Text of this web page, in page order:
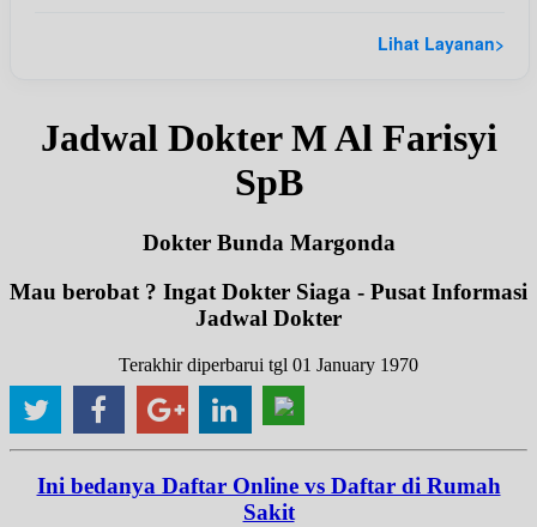
Lihat Layanan>
Jadwal Dokter M Al Farisyi
SpB
Dokter Bunda Margonda
Mau berobat ? Ingat Dokter Siaga - Pusat Informasi
Jadwal Dokter
Terakhir diperbarui tgl 01 January 1970
Ini bedanya Daftar Online vs Daftar di Rumah
Sakit